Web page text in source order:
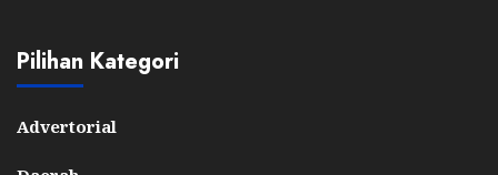
Pilihan Kategori
Advertorial